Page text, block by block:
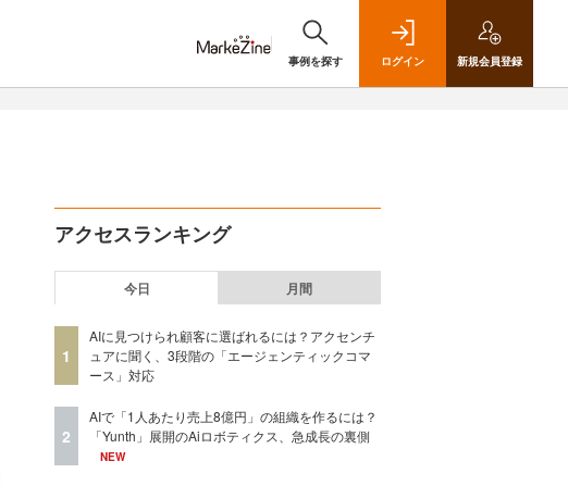
事例を探す ログイン 新規会員登録
アクセスランキング
今日 月間
1
AIに見つけられ顧客に選ばれるには？アクセンチ
ュアに聞く、3段階の「エージェンティックコマ
ース」対応
2
AIで「1人あたり売上8億円」の組織を作るには？
「Yunth」展開のAiロボティクス、急成長の裏側
NEW